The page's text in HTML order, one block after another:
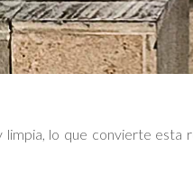
lo que convierte esta